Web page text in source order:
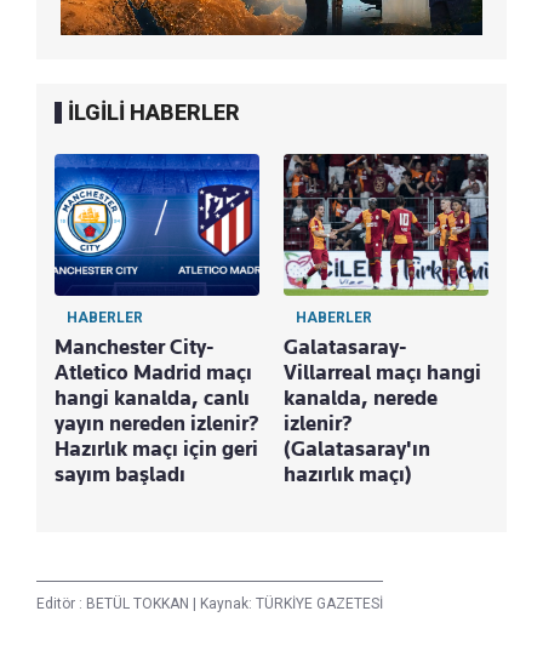
İLGİLİ HABERLER
HABERLER
Manchester City-
Atletico Madrid maçı
hangi kanalda, canlı
yayın nereden izlenir?
Hazırlık maçı için geri
sayım başladı
HABERLER
Galatasaray-
Villarreal maçı hangi
kanalda, nerede
izlenir?
(Galatasaray'ın
hazırlık maçı)
Editör : BETÜL TOKKAN | Kaynak: TÜRKİYE GAZETESİ